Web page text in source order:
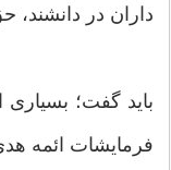
داران در دانشند،
باید گفت؛ بسیاری
فرمایشات ائمه